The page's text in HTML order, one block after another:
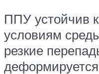
ППУ устойчив
условиям
резкие